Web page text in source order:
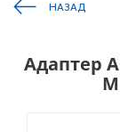
НАЗАД
Адаптер